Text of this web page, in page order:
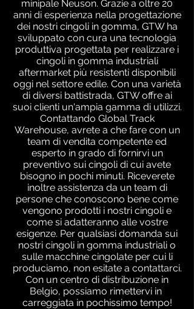
minipale Neuson. Grazie a oltre 20
anni di esperienza nella progettazione
dei nostri cingoli in gomma, GTW ha
sviluppato con cura una tecnologia
produttiva progettata per realizzare i
cingoli in gomma industriali
aftermarket più resistenti disponibili
oggi nel settore edile. Con una varietà
di diversi battistrada, GTW offre ai
suoi clienti un'ampia gamma di utilizzi.
Contattando Global Track
Warehouse, avrete a che fare con un
team di vendita competente ed
esperto in grado di fornirvi un
preventivo sui cingoli di cui avete
bisogno in pochi minuti. Riceverete
inoltre assistenza da un team di
persone che conoscono bene come
vengono prodotti i nostri cingoli e
come si adatteranno alle vostre
esigenze. Per qualsiasi domanda sui
nostri cingoli in gomma industriali o
sulle macchine cingolate per cui li
produciamo, non esitate a contattarci.
Con un centro di distribuzione in
Belgio, possiamo rimettervi in ​​
carreggiata in pochissimo tempo!